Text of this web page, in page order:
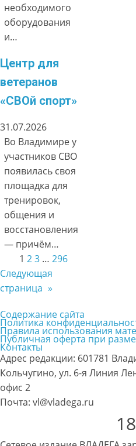
необходимого
оборудования
и…
Центр для
ветеранов
«СВОй спорт»
31.07.2026
Во Владимире у
участников СВО
появилась своя
площадка для
тренировок,
общения и
восстановления
— причём…
1 23 … 296
Следующая
страница »
Содержание сайта
Политика
Правила использования
Публичная оферта при
Контакты
Адрес редакции: 601781
Кольчугино, ул. 6-я Линия
офис 2
Почта: vl@vladega.ru